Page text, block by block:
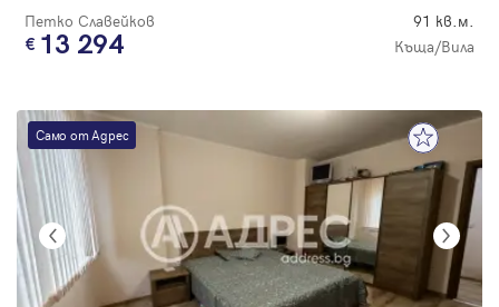
Петко Славейков 91 кв.м.
13 294 Къща/Вила
Само от Адрес